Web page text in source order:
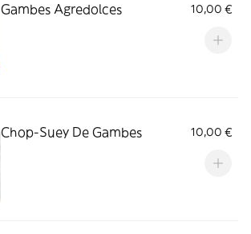
Gambes Agredolces 10,00 €
Chop-Suey De Gambes 10,00 €